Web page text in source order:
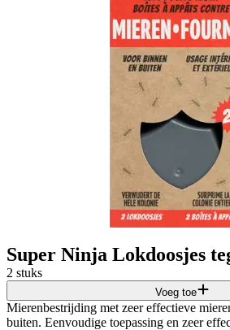
Super Ninja Lokdoosjes
2 stuks
Voeg toe
Mierenbestrijding met zeer effectieve
buiten. Eenvoudige toepassing en zeer